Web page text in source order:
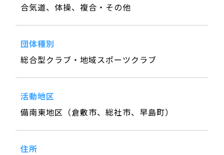
合気道、体操、複合・その他
団体種別
総合型クラブ・地域スポーツクラブ
活動地区
備南東地区（倉敷市、総社市、早島町）
住所